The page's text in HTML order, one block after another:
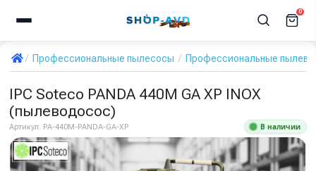
0
Профессиональные пылесосы Профессиональные
IPC Soteco PANDA 440M GA XP INOX
(пылеводосос)
Артикул: PA-440M-PANDA-GA-XP В наличии